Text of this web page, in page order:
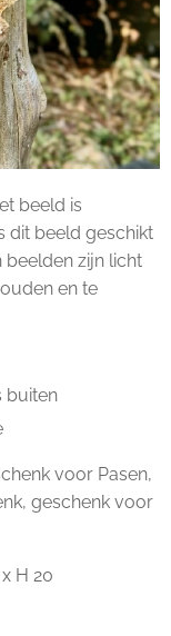
beeld is
dit beeld geschikt
beelden zijn licht
en te
buiten
voor Pasen,
geschenk voor
H 20